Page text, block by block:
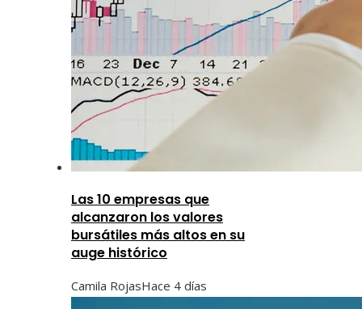
Las 10 empresas que
alcanzaron los valores
bursátiles más altos en su
auge histórico
Camila RojasHace 4 días